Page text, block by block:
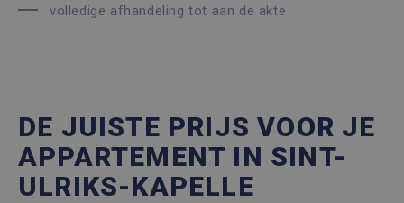
volledige afhandeling tot aan de akte
DE JUISTE PRIJS VOOR JE
APPARTEMENT IN SINT-
ULRIKS-KAPELLE